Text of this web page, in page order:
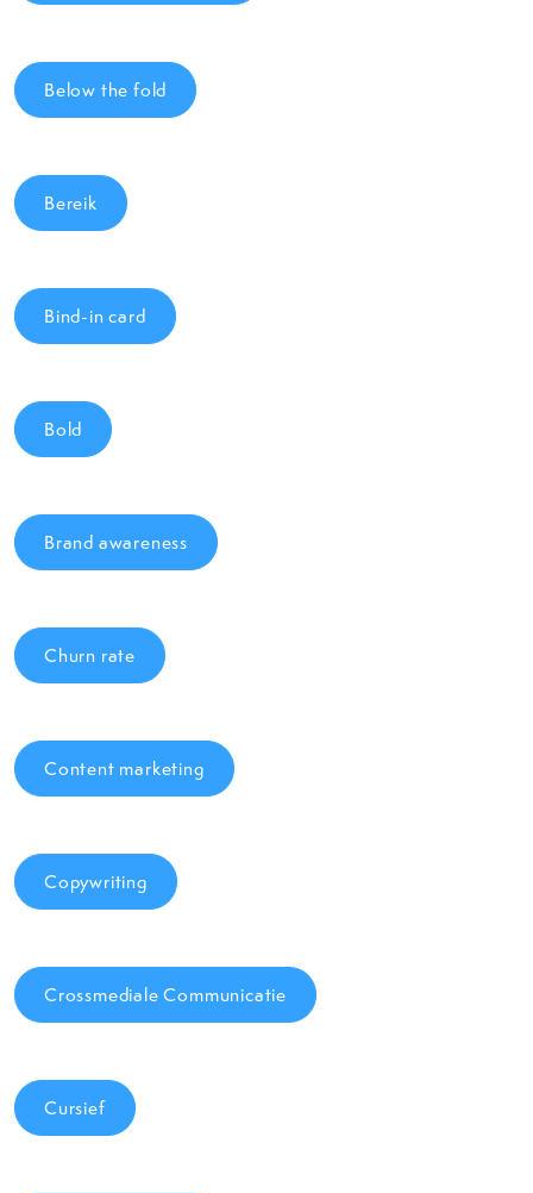
Below the fold
Bereik
Bind-in card
Bold
Brand awareness
Churn rate
Content marketing
Copywriting
Crossmediale Communicatie
Cursief